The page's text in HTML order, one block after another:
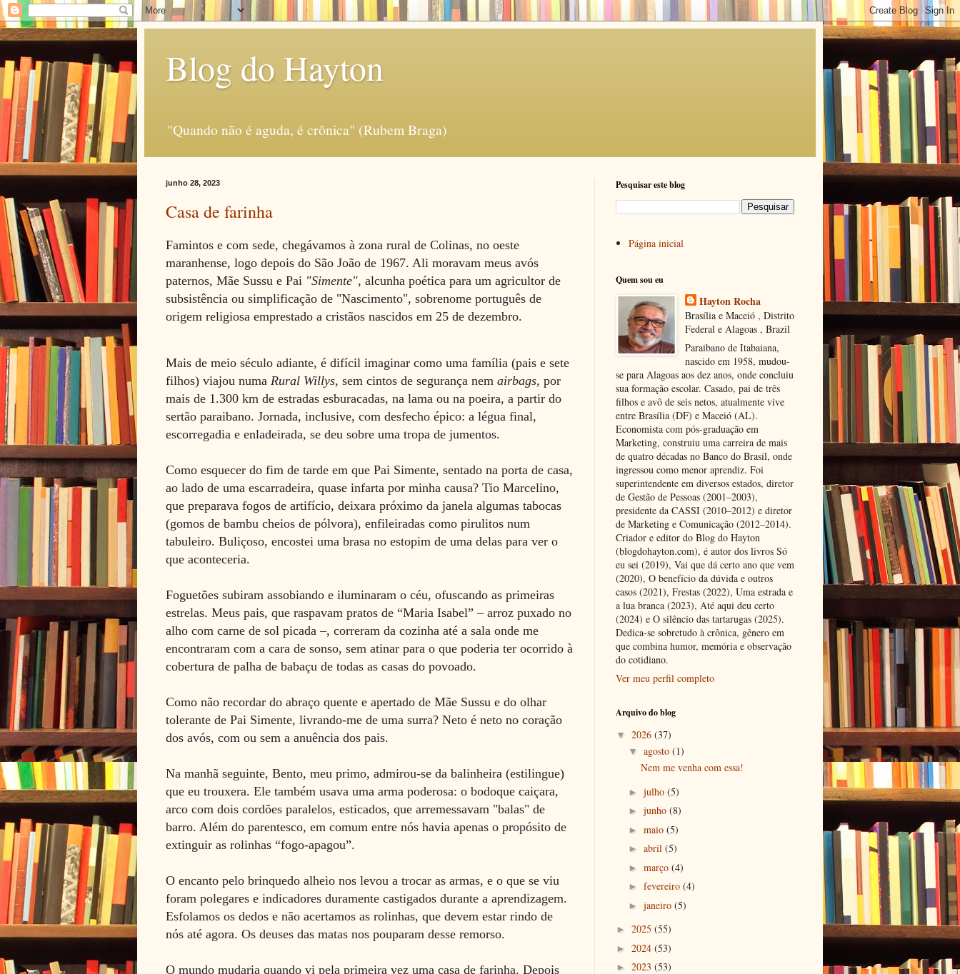
Blog do Hayton
"Quando não é aguda, é crônica" (Rubem Braga)
junho 28, 2023
Casa de farinha
Famintos e com sede, chegávamos à zona rural de Colinas, no oeste
maranhense, logo depois do São João de 1967. Ali moravam meus avós
paternos, Mãe Sussu e Pai "Simente", alcunha poética para um agricultor de
subsistência ou simplificação de "Nascimento", sobrenome português de
origem religiosa emprestado a cristãos nascidos em 25 de dezembro.
Mais de meio século adiante, é difícil imaginar como uma família (pais e sete
filhos) viajou numa Rural Willys, sem cintos de segurança nem airbags, por
mais de 1.300 km de estradas esburacadas, na lama ou na poeira, a partir do
sertão paraibano. Jornada, inclusive, com desfecho épico: a légua final,
escorregadia e enladeirada, se deu sobre uma tropa de jumentos.
Como esquecer do fim de tarde em que Pai Simente, sentado na porta de casa,
ao lado de uma escarradeira, quase infarta por minha causa? Tio Marcelino,
que preparava fogos de artifício, deixara próximo da janela algumas tabocas
(gomos de bambu cheios de pólvora), enfileiradas como pirulitos num
tabuleiro. Buliçoso, encostei uma brasa no estopim de uma delas para ver o
que aconteceria.
Foguetões subiram assobiando e iluminaram o céu, ofuscando as primeiras
estrelas. Meus pais, que raspavam pratos de “Maria Isabel” – arroz puxado no
alho com carne de sol picada –, correram da cozinha até a sala onde me
encontraram com a cara de sonso, sem atinar para o que poderia ter ocorrido à
cobertura de palha de babaçu de todas as casas do povoado.
Como não recordar do abraço quente e apertado de Mãe Sussu e do olhar
tolerante de Pai Simente, livrando-me de uma surra? Neto é neto no coração
dos avós, com ou sem a anuência dos pais.
Na manhã seguinte, Bento, meu primo, admirou-se da balinheira (estilingue)
que eu trouxera. Ele também usava uma arma poderosa: o bodoque caiçara,
arco com dois cordões paralelos, esticados, que arremessavam "balas" de
barro. Além do parentesco, em comum entre nós havia apenas o propósito de
extinguir as rolinhas “fogo-apagou”.
O encanto pelo brinquedo alheio nos levou a trocar as armas, e o que se viu
foram polegares e indicadores duramente castigados durante a aprendizagem.
Esfolamos os dedos e não acertamos as rolinhas, que devem estar rindo de
nós até agora. Os deuses das matas nos pouparam desse remorso.
O mundo mudaria quando vi pela primeira vez uma casa de farinha. Depois
Pesquisar este blog
Página inicial
Quem sou eu
Hayton Rocha
Brasília e Maceió , Distrito
Federal e Alagoas , Brazil
Paraibano de Itabaiana,
nascido em 1958, mudou-
se para Alagoas aos dez anos, onde concluiu
sua formação escolar. Casado, pai de três
filhos e avô de seis netos, atualmente vive
entre Brasília (DF) e Maceió (AL).
Economista com pós-graduação em
Marketing, construiu uma carreira de mais
de quatro décadas no Banco do Brasil, onde
ingressou como menor aprendiz. Foi
superintendente em diversos estados, diretor
de Gestão de Pessoas (2001–2003),
presidente da CASSI (2010–2012) e diretor
de Marketing e Comunicação (2012–2014).
Criador e editor do Blog do Hayton
(blogdohayton.com), é autor dos livros Só
eu sei (2019), Vai que dá certo ano que vem
(2020), O benefício da dúvida e outros
casos (2021), Frestas (2022), Uma estrada e
a lua branca (2023), Até aqui deu certo
(2024) e O silêncio das tartarugas (2025).
Dedica-se sobretudo à crônica, gênero em
que combina humor, memória e observação
do cotidiano.
Ver meu perfil completo
Arquivo do blog
▼ 2026 (37)
▼ agosto (1)
Nem me venha com essa!
► julho (5)
► junho (8)
► maio (5)
► abril (5)
► março (4)
► fevereiro (4)
► janeiro (5)
► 2025 (55)
► 2024 (53)
► 2023 (53)